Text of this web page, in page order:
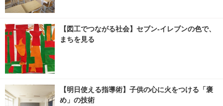
【図工でつながる社会】セブン‐イレブンの色で、
まちを見る
【明日使える指導術】子供の心に火をつける「褒
め」の技術